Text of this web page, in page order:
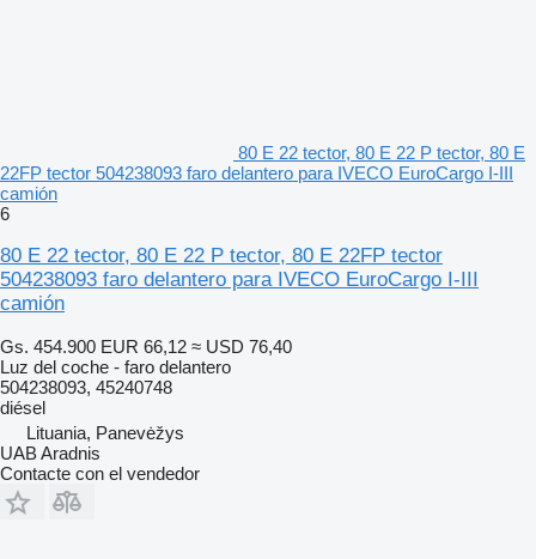
80 E 22 tector, 80 E 22 P tector, 80 E
22FP tector 504238093 faro delantero para IVECO EuroCargo I-III
camión
6
80 E 22 tector, 80 E 22 P tector, 80 E 22FP tector
504238093 faro delantero para IVECO EuroCargo I-III
camión
Gs. 454.900 EUR 66,12 ≈ USD 76,40
Luz del coche - faro delantero
504238093, 45240748
diésel
Lituania, Panevėžys
UAB Aradnis
Contacte con el vendedor